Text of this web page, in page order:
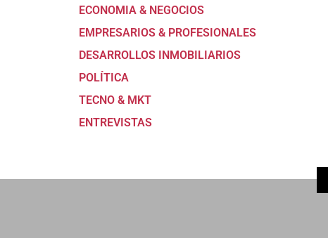
ECONOMIA & NEGOCIOS
EMPRESARIOS & PROFESIONALES
DESARROLLOS INMOBILIARIOS
POLÍTICA
TECNO & MKT
ENTREVISTAS